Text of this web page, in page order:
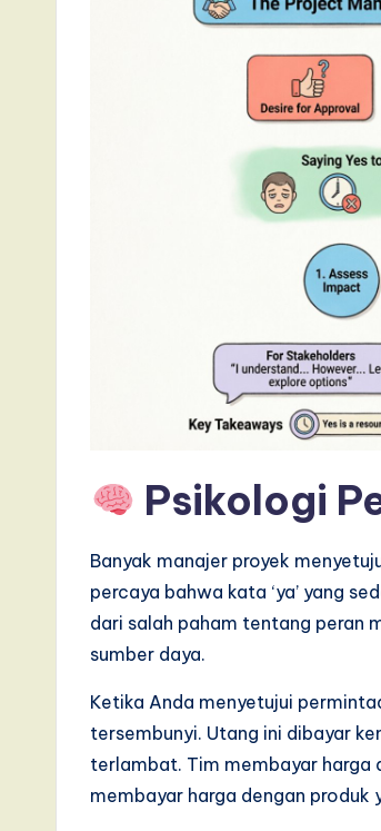
A
Psikologi
Banyak manajer proyek
percaya bahwa kata ‘ya’ yang
dari salah paham tentang peran
sumber daya.
Ketika Anda menyetujui
tersembunyi. Utang ini dibayar
terlambat. Tim membayar harga
membayar harga dengan produk